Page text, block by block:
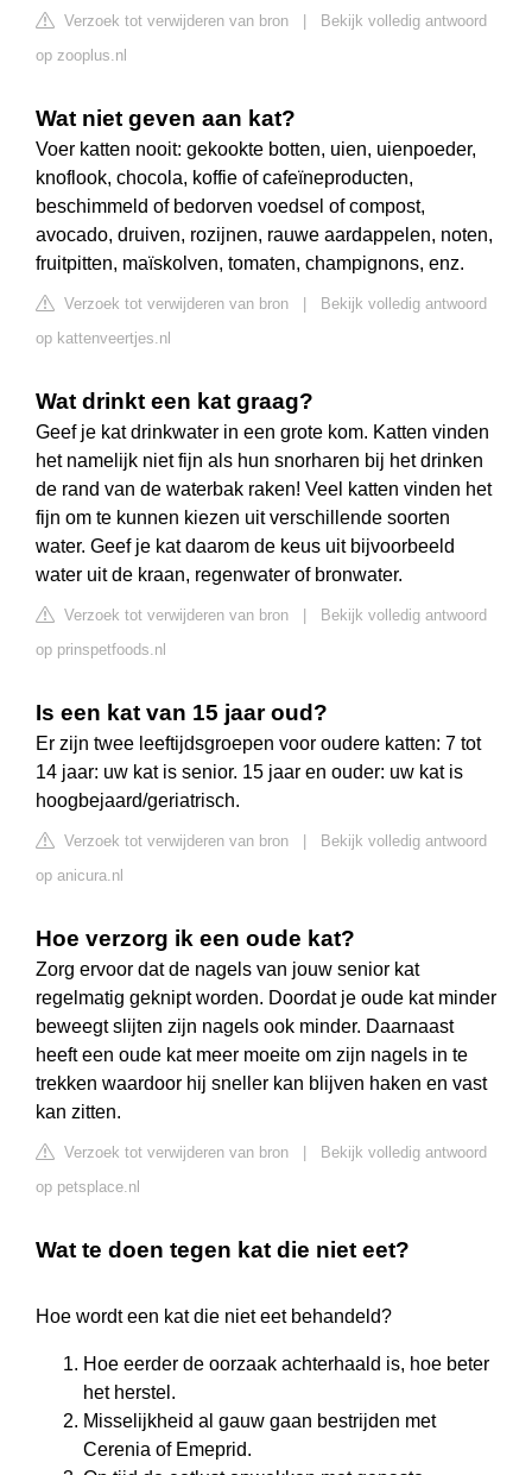
Verzoek tot verwijderen van bron
Bekijk volledig antwoord
op zooplus.nl
Wat niet geven aan kat?
Voer katten nooit: gekookte botten, uien, uienpoeder,
knoflook, chocola, koffie of cafeïneproducten,
beschimmeld of bedorven voedsel of compost,
avocado, druiven, rozijnen, rauwe aardappelen, noten,
fruitpitten, maïskolven, tomaten, champignons, enz.
Verzoek tot verwijderen van bron
Bekijk volledig antwoord
op kattenveertjes.nl
Wat drinkt een kat graag?
Geef je kat drinkwater in een grote kom. Katten vinden
het namelijk niet fijn als hun snorharen bij het drinken
de rand van de waterbak raken! Veel katten vinden het
fijn om te kunnen kiezen uit verschillende soorten
water. Geef je kat daarom de keus uit bijvoorbeeld
water uit de kraan, regenwater of bronwater.
Verzoek tot verwijderen van bron
Bekijk volledig antwoord
op prinspetfoods.nl
Is een kat van 15 jaar oud?
Er zijn twee leeftijdsgroepen voor oudere katten: 7 tot
14 jaar: uw kat is senior. 15 jaar en ouder: uw kat is
hoogbejaard/geriatrisch.
Verzoek tot verwijderen van bron
Bekijk volledig antwoord
op anicura.nl
Hoe verzorg ik een oude kat?
Zorg ervoor dat de nagels van jouw senior kat
regelmatig geknipt worden. Doordat je oude kat minder
beweegt slijten zijn nagels ook minder. Daarnaast
heeft een oude kat meer moeite om zijn nagels in te
trekken waardoor hij sneller kan blijven haken en vast
kan zitten.
Verzoek tot verwijderen van bron
Bekijk volledig antwoord
op petsplace.nl
Wat te doen tegen kat die niet eet?
Hoe wordt een kat die niet eet behandeld?
Hoe eerder de oorzaak achterhaald is, hoe beter
het herstel.
Misselijkheid al gauw gaan bestrijden met
Cerenia of Emeprid.